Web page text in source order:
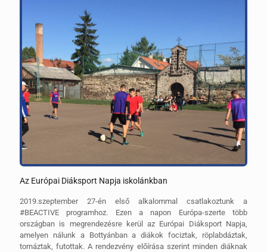
Az Európai Diáksport Napja iskolánkban
2019.szeptember 27-én első alkalommal csatlakoztunk a
#BEACTIVE programhoz. Ezen a napon Európa-szerte több
országban is megrendezésre kerül az Európai Diáksport Napja,
amelyen nálunk a Bottyánban a diákok fociztak, röplabdáztak,
tornáztak, futottak. A rendezvény előírása szerint minden diáknak